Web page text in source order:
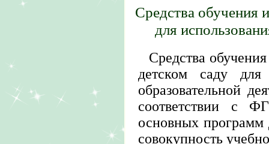
Средства обучения
для
Средства
детском саду для
образовательной
соответствии с
основных программ
совокупность